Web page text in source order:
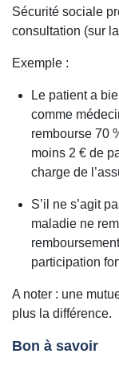
Sécurité sociale
consultation (sur
Exemple :
Le patient a
comme
rembourse 70
moins 2 € de
charge de
S’il ne s’agit
maladie ne
participation
A noter : une
plus la différence.
Bon à savoir